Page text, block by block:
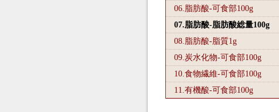
06.脂肪酸-可食部100g
07.脂肪酸-脂肪酸総量100g
08.脂肪酸-脂質1g
09.炭水化物-可食部100g
10.食物繊維-可食部100g
11.有機酸-可食部100g